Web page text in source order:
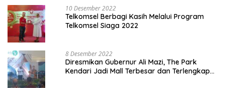
10 Desember 2022
Telkomsel Berbagi Kasih Melalui Program
Telkomsel Siaga 2022
8 Desember 2022
Diresmikan Gubernur Ali Mazi, The Park
Kendari Jadi Mall Terbesar dan Terlengkap